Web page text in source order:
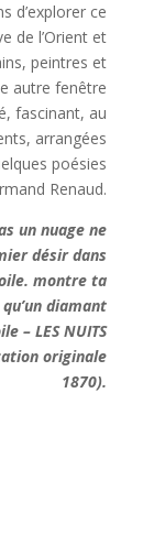
d’explorer ce
de l’Orient et
peintres et
autre fenêtre
fascinant, au
arrangées
poésies
Renaud.
un nuage ne
désir dans
montre ta
diamant
– LES NUITS
originale
1870).